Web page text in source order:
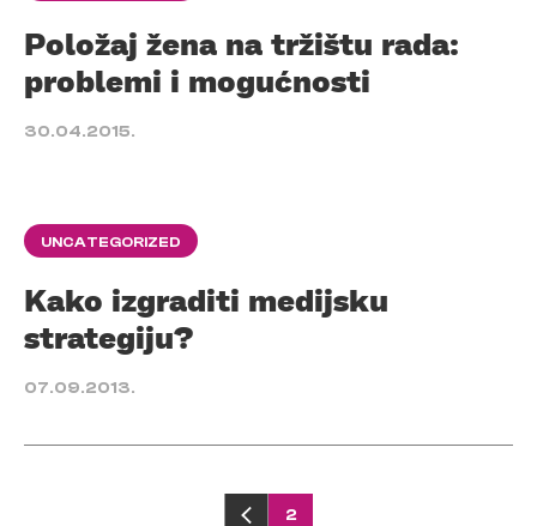
Položaj žena na tržištu rada:
problemi i mogućnosti
30.04.2015.
UNCATEGORIZED
Kako izgraditi medijsku
strategiju?
07.09.2013.
2